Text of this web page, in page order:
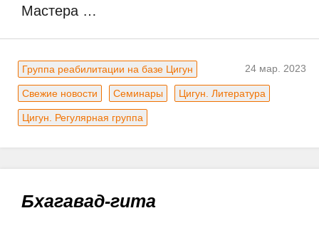
Мастера …
24 мар. 2023
Группа реабилитации на базе Цигун
Свежие новости Семинары Цигун. Литература
Цигун. Регулярная группа
Бхагавад-гита